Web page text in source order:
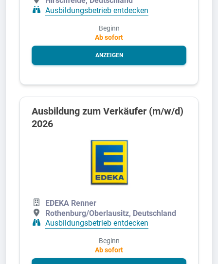
Ausbildungsbetrieb entdecken
Beginn
Ab sofort
ANZEIGEN
Ausbildung zum Verkäufer (m/w/d)
2026
EDEKA Renner
Rothenburg/Oberlausitz, Deutschland
Ausbildungsbetrieb entdecken
Beginn
Ab sofort